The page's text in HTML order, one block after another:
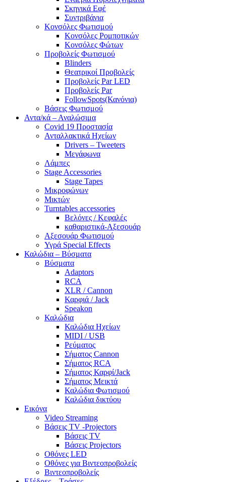
Σκηνικά Εφέ
Συντριβάνια
Κονσόλες Φωτισμού
Κονσόλες Ρομποτικών
Κονσόλες Φώτων
Προβολείς Φωτισμού
Blinders
Θεατρικοί Προβολείς
Προβολείς Par LED
Προβολείς Par
FollowSpots(Κανόνια)
Βάσεις Φωτισμού
Αντα/κά – Αναλώσιμα
Covid 19 Προστασία
Ανταλλακτικά Ηχείων
Drivers – Tweeters
Μεγάφωνα
Λάμπες
Stage Accessories
Stage Tapes
Μικροφώνων
Μικτών
Turntables accessories
Βελόνες / Κεφαλές
καθαριστικά-Αξεσουάρ
Αξεσουάρ Φωτισμού
Υγρά Special Effects
Καλώδια – Βύσματα
Βύσματα
Adaptors
RCA
XLR / Cannon
Καρφιά / Jack
Speakon
Καλώδια
Καλώδια Ηχείων
MIDI / USB
Ρεύματος
Σήματος Cannon
Σήματος RCA
Σήματος Καρφί/Jack
Σήματος Μεικτά
Καλώδια Φωτισμού
Καλώδια δικτύου
Εικόνα
Video Streaming
Βάσεις TV -Projectors
Βάσεις TV
Βάσεις Projectors
Οθόνες LED
Οθόνες για Βιντεοπροβολείς
Βιντεοπροβολείς